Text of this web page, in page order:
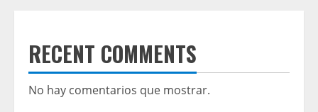
RECENT COMMENTS
No hay comentarios que mostrar.